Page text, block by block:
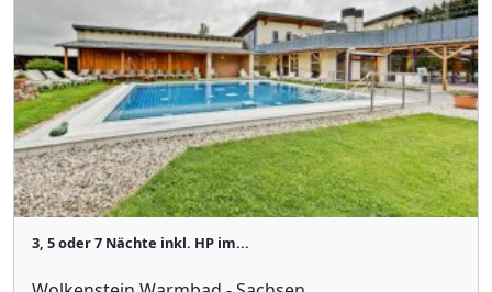
3, 5 oder 7 Nächte inkl. HP im...